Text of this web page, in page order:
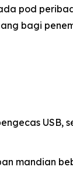
pod
bagi
USB,
mandian